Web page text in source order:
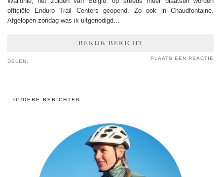
officiële Enduro Trail Centers geopend. Zo ook in Chaudfontaine.
Afgelopen zondag was ik uitgenodigd…
BEKIJK BERICHT
DELEN:
PLAATS EEN REACTIE
OUDERE BERICHTEN